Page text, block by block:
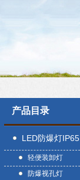
产品目录
LED防爆灯
轻便装卸灯
防爆视孔灯